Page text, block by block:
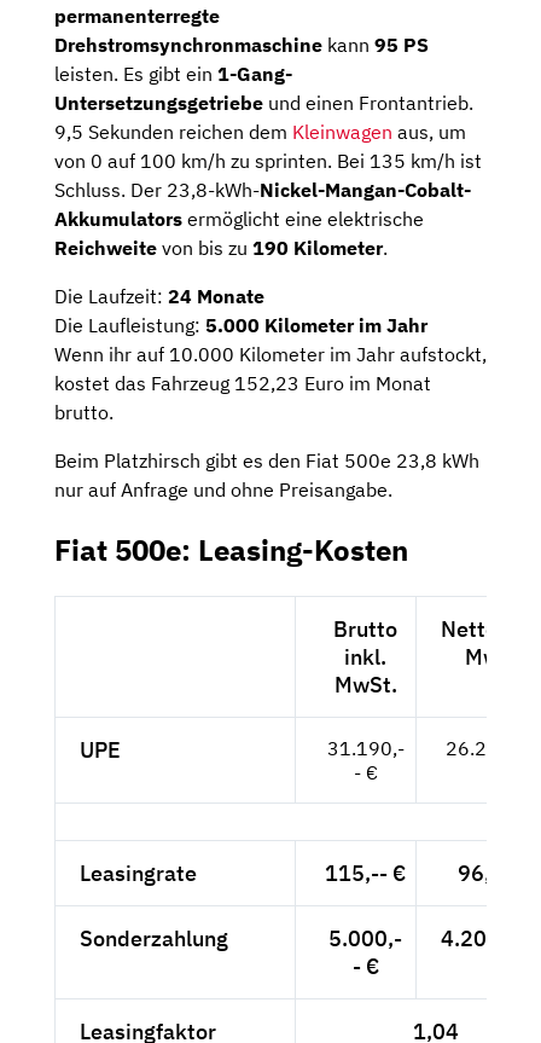
permanenterregte
Drehstromsynchronmaschine kann 95 PS
leisten. Es gibt ein 1-Gang-
Untersetzungsgetriebe und einen Frontantrieb.
9,5 Sekunden reichen dem Kleinwagen aus, um
von 0 auf 100 km/h zu sprinten. Bei 135 km/h ist
Schluss. Der 23,8-kWh-Nickel-Mangan-Cobalt-
Akkumulators ermöglicht eine elektrische
Reichweite von bis zu 190 Kilometer.
Die Laufzeit: 24 Monate
Die Laufleistung: 5.000 Kilometer im Jahr
Wenn ihr auf 10.000 Kilometer im Jahr aufstockt,
kostet das Fahrzeug 152,23 Euro im Monat
brutto.
Beim Platzhirsch gibt es den Fiat 500e 23,8 kWh
nur auf Anfrage und ohne Preisangabe.
Fiat 500e: Leasing-Kosten
Brutto
inkl.
MwSt.
Netto
MwSt.
UPE
31.190,-
- €
26.210,--
Leasingrate 115,-- € 96,64 €
Sonderzahlung
5.000,-
- €
4.201,68
Leasingfaktor 1,04